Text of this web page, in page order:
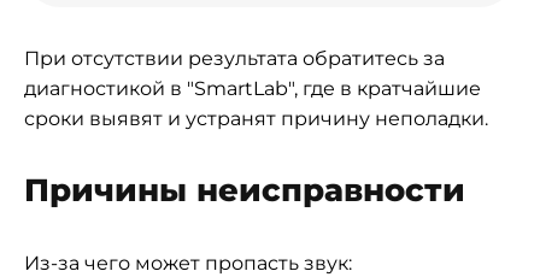
При отсутствии результата обратитесь за
диагностикой в "SmartLab", где в кратчайшие
сроки выявят и устранят причину неполадки.
Причины неисправности
Из-за чего может пропасть звук: